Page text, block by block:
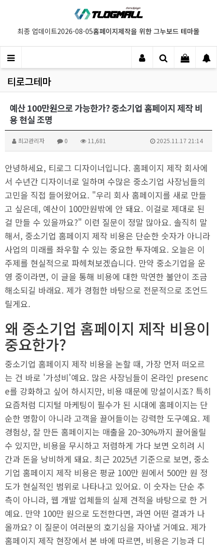
최종 업데이트2026-08-05홈페이지제작을 위한 그누보드 테마몰
티로그테마
예산 100만원으로 가능한가? 중소기업 홈페이지 제작 비
용 현실 조명
최고관리자 0 11,681 2025.11.17 21:14
안녕하세요, 티로그 디자이너입니다. 홈페이지 제작 회사에
서 수년간 디자이너로 일하며 수많은 중소기업 사장님들의
고민을 직접 들어왔어요. "우리 회사 홈페이지를 새로 만들
고 싶은데, 예산이 100만원밖에 안 돼요. 이걸로 제대로 된
걸 만들 수 있을까요?" 이런 질문이 정말 많아요. 솔직히 말
해서, 중소기업 홈페이지 제작 비용은 단순한 숫자가 아니라
사업의 미래를 좌우할 수 있는 중요한 투자예요. 오늘은 이
주제를 현실적으로 파헤쳐보겠습니다. 만약 중소기업을 운
영 중이라면, 이 글을 통해 비용에 대한 막연한 불안이 조금
해소되길 바래요. 제가 경험한 바탕으로 전문적으로 조언드
릴게요.
왜 중소기업 홈페이지 제작 비용이
중요한가?
중소기업 홈페이지 제작 비용을 논할 때, 가장 먼저 떠오르
는 건 바로 '가성비'예요. 많은 사장님들이 온라인 presenc
e를 강화하고 싶어 하시지만, 비용 때문에 망설이시죠? 특히
요즘처럼 디지털 마케팅이 필수가 된 시대에 홈페이지는 단
순한 명함이 아니라 고객을 끌어들이는 강력한 도구예요. 제
경험상, 잘 만든 홈페이지는 매출을 20~30%까지 끌어올릴
수 있지만, 비용을 무시하고 저렴하게 가다 보면 오히려 시
간과 돈을 낭비하게 돼요. 최근 2025년 기준으로 보면, 중소
기업 홈페이지 제작 비용은 평균 100만 원에서 500만 원 정
도가 현실적인 범위로 나타나고 있어요. 이 숫자는 단순 추
측이 아니라, 웹 개발 업체들의 실제 견적을 바탕으로 한 거
예요. 만약 100만 원으로 도전한다면, 과연 어떤 결과가 나
올까요? 이 질문이 여러분의 호기심을 자아낼 거예요. 제가
홈페이지 제작 현장에서 본 바에 따르면, 비용은 기능과 디